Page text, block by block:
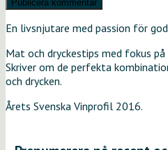
En livsnjutare med passion för
Mat och dryckestips med fokus
Skriver om de perfekta
och drycken.
Årets Svenska Vinprofil 2016.